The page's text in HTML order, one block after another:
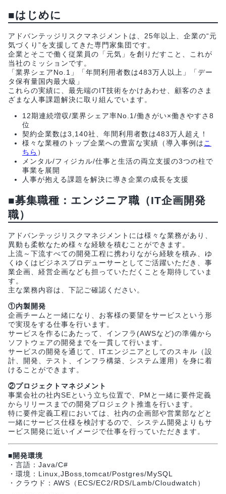
■はじめに
アドバンテッジリスクマネジメントは、25年以上、企業の“元
気づくり”を支援してきた専門家集団です。
企業とそこで働く従業員の「元気」を創りだすこと、これが
当社のミッションです。
「業界シェアNo.1」「年間利用者数は483万人以上」「デー
タ保有量国内最大級」
これらの実績に、最先端のIT技術をかけあわせ、顧客のさま
ざまな人事課題解決に取り組んでいます。
12期連続増収/業界シェア率No.1/働きがい×働きやすさ8
位
契約企業数は3,140社、年間利用者数は483万人超え！
様々な業種のトップ企業への豊富な実績（導入事例は こ
ちら ）
メンタル/フィジカル/仕事と生活の両立支援の3つの柱で
事業を展開
人事が抱える課題を解決に導き企業の成長を支援
■募集職種：エンジニア職（IT企画開発
職）
アドバンテッジリスクマネジメントには様々な業務があり、
異動も柔軟なため様々な経験を積むことができます。
上流～下流すべての開発工程に携わりながら経験を積み、ゆ
くゆくはビジネスプロデューサーとしてご活躍いただき、事
業企画、経営企画なども担っていただくことを期待していま
す。
主な業務内容は、下記ご確認ください。
①内製開発
企画チームと一緒になり、お客様の要望をサービスという形
で実現をする仕事を行います。
サービスを作るにあたって、インフラ(AWSなど)の準備から
ソフトウェアの開発までを一貫して行います。
サービスの開発を通じて、ITエンジニアとしてのスキル（設
計、開発、テスト、インフラ構築、システム運用）を身に着
けることができます。
②プロジェクトマネジメント
事業会社の社内SEという立ち位置で、PMと一緒に要件定義
からリリースまでの開発プロジェクト推進を行います。
特に要件定義工程においては、社内の企画部や営業部などと
一緒にサービス仕様を検討するので、システム開発よりもサ
ービス開発に近いイメージで仕事を行っていただきます。
■開発環境
・言語：Java/C#
・環境：Linux,JBoss,tomcat/Postgres/MySQL
・クラウド：AWS（ECS/EC2/RDS/Lamb/Cloudwatch）